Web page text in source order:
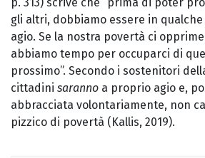
gli altri, dobbiamo essere in
agio. Se la nostra povertà ci
abbiamo tempo per occuparci di
prossimo”. Secondo i sostenitori
cittadini saranno a proprio agio e,
abbracciata volontariamente, non
pizzico di povertà (Kallis, 2019).